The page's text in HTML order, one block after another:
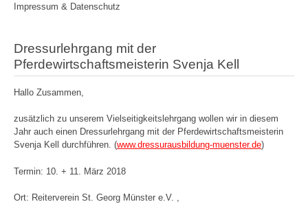
Impressum & Datenschutz
Dressurlehrgang mit der
Pferdewirtschaftsmeisterin Svenja Kell
Hallo Zusammen,
zusätzlich zu unserem Vielseitigkeitslehrgang wollen wir in diesem
Jahr auch einen Dressurlehrgang mit der Pferdewirtschaftsmeisterin
Svenja Kell durchführen. (www.dressurausbildung-muenster.de)
Termin: 10. + 11. März 2018
Ort: Reiterverein St. Georg Münster e.V. ,